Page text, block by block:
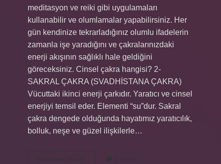
meditasyon ve reiki gibi uygulamaları
kullanabilir ve olumlamalar yapabilirsiniz. Her
gün kendinize tekrarladığınız olumlu ifadelerin
zamanla işe yaradığını ve çakralarınızdaki
enerji akışının sağlıklı hale geldiğini
göreceksiniz. Cinsel çakra hangisi? 2-
SAKRAL ÇAKRA (SVADHİSTANA ÇAKRA)
Vücuttaki ikinci enerji çarkıdır. Yaratıcı ve cinsel
enerjiyi temsil eder. Elementi “su”dur. Sakral
çakra dengede olduğunda hayatımız yaratıcılık,
bolluk, neşe ve güzel ilişkilerle…